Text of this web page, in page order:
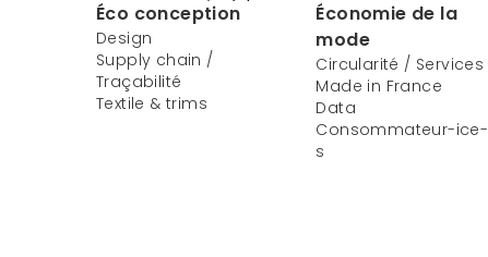
Éco conception
Design
Supply chain /
Traçabilité
Textile & trims
Économie de la
mode
Circularité / Services
Made in France
Data
Consommateur-ice-
s